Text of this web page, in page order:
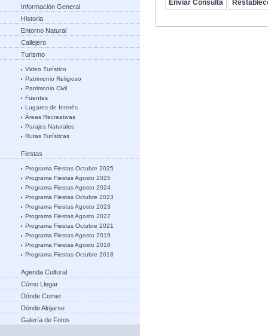
Información General
Historia
Entorno Natural
Callejero
Turismo
Video Turístico
Patrimonio Religioso
Patrimonio Civil
Fuentes
Lugares de Interés
Áreas Recreativas
Parajes Naturales
Rutas Turísticas
Fiestas
Programa Fiestas Octubre 2025
Programa Fiestas Agosto 2025
Programa Fiestas Agosto 2024
Programa Fiestas Octubre 2023
Programa Fiestas Agosto 2023
Programa Fiestas Agosto 2022
Programa Fiestas Octubre 2021
Programa Fiestas Agosto 2019
Programa Fiestas Agosto 2018
Programa Fiestas Octubre 2018
Agenda Cultural
Cómo Llegar
Dónde Comer
Dónde Alojarse
Galería de Fotos